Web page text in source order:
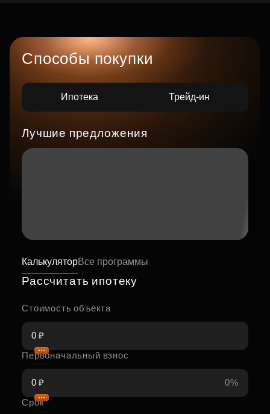
Способы покупки
Ипотека Трейд-ин
Лучшие предложения
КалькуляторВсе программы
Рассчитать ипотеку
Стоимость объекта
Первоначальный взнос
0%
Срок